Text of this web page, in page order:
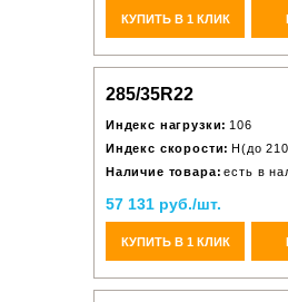
КУПИТЬ В 1 КЛИК
285/35R22
Индекс нагрузки: 106
Индекс скорости: H(до
Наличие товара: есть в
57 131 руб./шт.
КУПИТЬ В 1 КЛИК